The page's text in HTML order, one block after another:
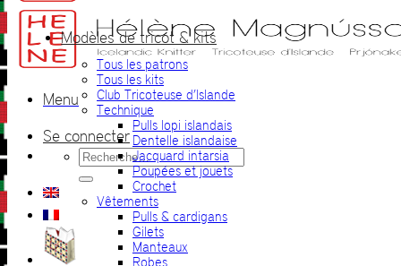
Menu
Se connecter
Recherche
pour :
Modèles de tricot & kits
Tous les patrons
Tous les kits
Club Tricoteuse d’Islande
Technique
Pulls lopi islandais
Dentelle islandaise
Jacquard intarsia
Poupées et jouets
Crochet
Vêtements
Pulls & cardigans
Gilets
Manteaux
Robes